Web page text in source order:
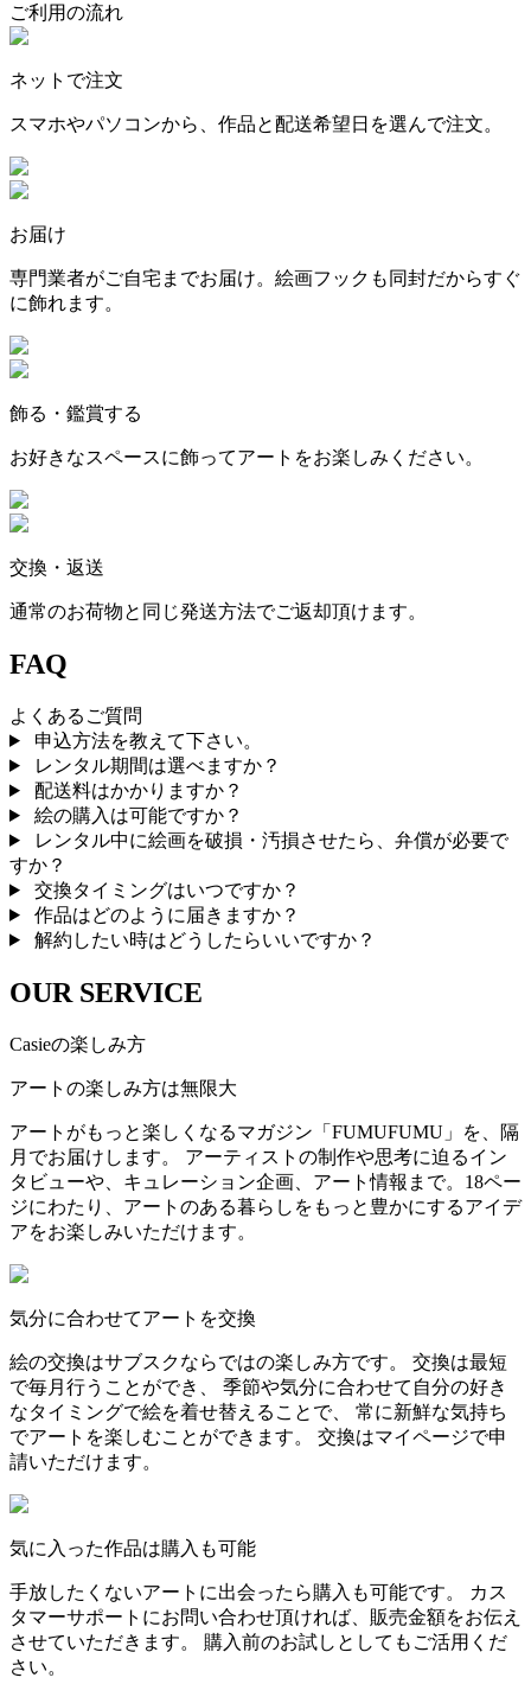
ご利用の流れ
ネットで注文
スマホやパソコンから、作品と配送希望日を選んで注文。
お届け
専門業者がご自宅までお届け。絵画フックも同封だからすぐ
に飾れます。
飾る・鑑賞する
お好きなスペースに飾ってアートをお楽しみください。
交換・返送
通常のお荷物と同じ発送方法でご返却頂けます。
FAQ
よくあるご質問
申込方法を教えて下さい。
レンタル期間は選べますか？
配送料はかかりますか？
絵の購入は可能ですか？
レンタル中に絵画を破損・汚損させたら、弁償が必要で
すか？
交換タイミングはいつですか？
作品はどのように届きますか？
解約したい時はどうしたらいいですか？
OUR SERVICE
Casieの楽しみ方
アートの楽しみ方は無限大
アートがもっと楽しくなるマガジン「FUMUFUMU」を、隔
月でお届けします。 アーティストの制作や思考に迫るイン
タビューや、キュレーション企画、アート情報まで。18ペー
ジにわたり、アートのある暮らしをもっと豊かにするアイデ
アをお楽しみいただけます。
気分に合わせてアートを交換
絵の交換はサブスクならではの楽しみ方です。 交換は最短
で毎月行うことができ、 季節や気分に合わせて自分の好き
なタイミングで絵を着せ替えることで、 常に新鮮な気持ち
でアートを楽しむことができます。 交換はマイページで申
請いただけます。
気に入った作品は購入も可能
手放したくないアートに出会ったら購入も可能です。 カス
タマーサポートにお問い合わせ頂ければ、販売金額をお伝え
させていただきます。 購入前のお試しとしてもご活用くだ
さい。